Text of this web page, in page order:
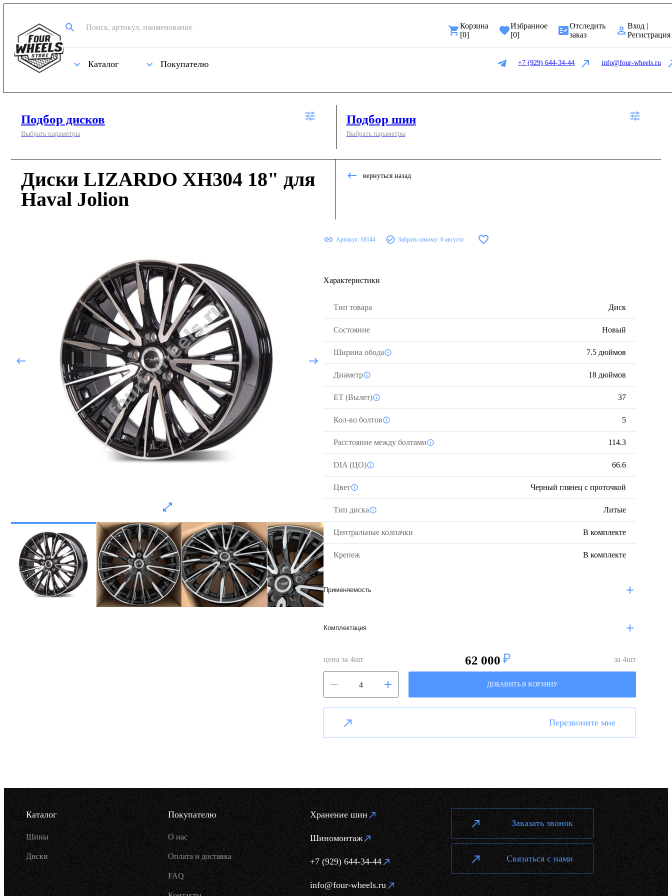
Корзина
[0]
Избранное
[0]
Отследить
заказ
Вход |
Регистрация
Каталог Покупателю +7 (929) 644-34-44 info@four-wheels.ru
Подбор дисков
Выбрать параметры
Подбор шин
Выбрать параметры
Диски LIZARDO XH304 18" для
Haval Jolion
вернуться назад
Артикул: 18144 Забрать самому: 6 августа
Характеристики
Тип товара Диск
Состояние Новый
Ширина обода 7.5 дюймов
Диаметр 18 дюймов
ЕТ (Вылет) 37
Кол-во болтов 5
Расстояние между болтами 114.3
DIA (ЦО) 66.6
Цвет Черный глянец с проточкой
Тип диска Литые
Центральные колпачки В комплекте
Крепеж В комплекте
Применяемость
Комплектация
цена за 4шт 62 000 за 4шт
ДОБАВИТЬ В КОРЗИНУ
Перезвоните мне
Каталог
Шины
Диски
Покупателю
О нас
Оплата и доставка
FAQ
Хранение шин
Шиномонтаж
+7 (929) 644-34-44
info@four-wheels.ru
Заказать звонок
Связаться с нами